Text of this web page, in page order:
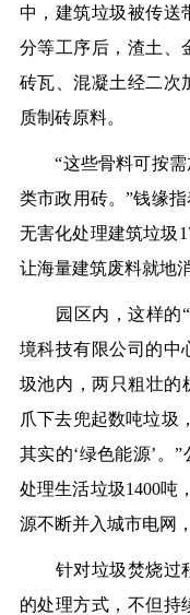
中，建筑垃圾被传送
分等工序后，渣土、
砖瓦、混凝土经二次
质制砖原料。
“这些骨料可按需
类市政用砖。”钱缘
无害化处理建筑垃圾
让海量建筑废料就地
园区内，这样的“
境科技有限公司的中
圾池内，两只粗壮的
爪下去兜起数吨垃圾
其实的‘绿色能源’。
处理生活垃圾1400吨
源不断并入城市电网
针对垃圾焚烧过程
的处理方式，不但持